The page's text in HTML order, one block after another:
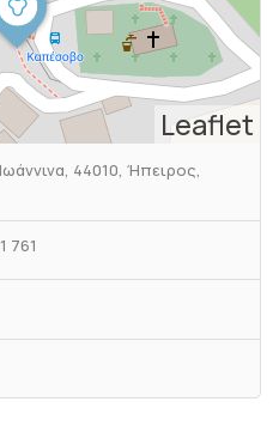
Leaflet
44010, Ήπειρος,
761